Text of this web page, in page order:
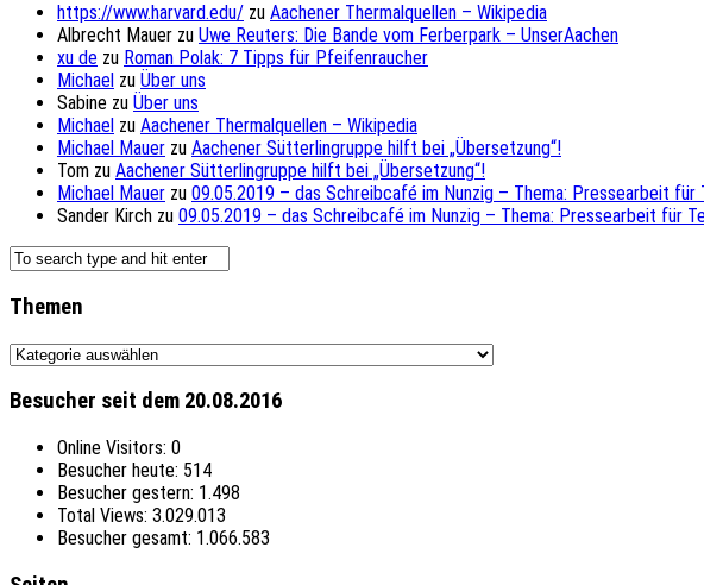
https://www.harvard.edu/ zu Aachener Thermalquellen – Wikipedia
Albrecht Mauer zu Uwe Reuters: Die Bande vom Ferberpark – UnserAachen
xu de zu Roman Polak: 7 Tipps für Pfeifenraucher
Michael zu Über uns
Sabine zu Über uns
Michael zu Aachener Thermalquellen – Wikipedia
Michael Mauer zu Aachener Sütterlingruppe hilft bei „Übersetzung“!
Tom zu Aachener Sütterlingruppe hilft bei „Übersetzung“!
Michael Mauer zu 09.05.2019 – das Schreibcafé im Nunzig – Thema: Pressearbeit für
Sander Kirch zu 09.05.2019 – das Schreibcafé im Nunzig – Thema: Pressearbeit für
Themen
Themen
Besucher seit dem 20.08.2016
Online Visitors: 0
Besucher heute: 514
Besucher gestern: 1.498
Total Views: 3.029.013
Besucher gesamt: 1.066.583